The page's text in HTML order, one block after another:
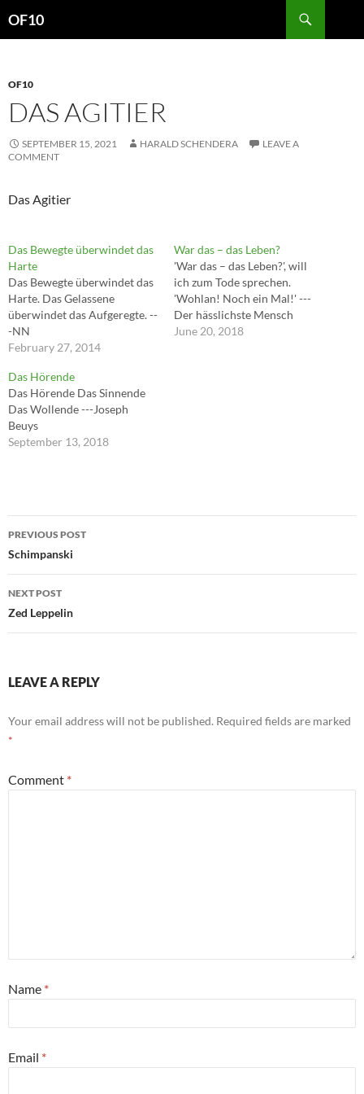
OF10
OF10
DAS AGITIER
SEPTEMBER 15, 2021 HARALD SCHENDERA
LEAVE A
COMMENT
Das Agitier
Das Bewegte überwindet das
Harte
Das Bewegte überwindet das
Harte. Das Gelassene
überwindet das Aufgeregte. --
-NN
February 27, 2014
War das – das Leben?
'War das – das Leben?', will
ich zum Tode sprechen.
'Wohlan! Noch ein Mal!' ---
Der hässlichste Mensch
June 20, 2018
Das Hörende
Das Hörende Das Sinnende
Das Wollende ---Joseph
Beuys
September 13, 2018
Post
navigation
PREVIOUS POST
Schimpanski
NEXT POST
Zed Leppelin
LEAVE A REPLY
Your email address will not be published. Required fields are marked
*
Comment *
Name *
Email *